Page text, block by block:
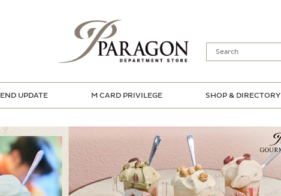
UPDATE M CARD PRIVILEGE SHOP & DIRECTORY